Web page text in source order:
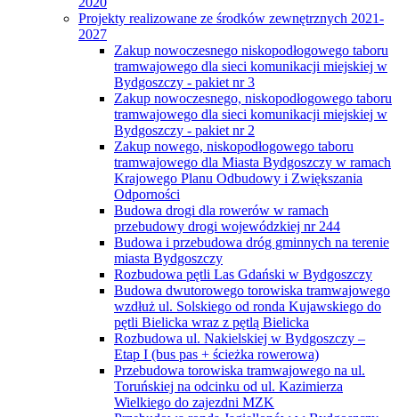
Projekty realizowane ze środków zewnętrznych 2021-
2027
Zakup nowoczesnego niskopodłogowego taboru
tramwajowego dla sieci komunikacji miejskiej w
Bydgoszczy - pakiet nr 3
Zakup nowoczesnego, niskopodłogowego taboru
tramwajowego dla sieci komunikacji miejskiej w
Bydgoszczy - pakiet nr 2
Zakup nowego, niskopodłogowego taboru
tramwajowego dla Miasta Bydgoszczy w ramach
Krajowego Planu Odbudowy i Zwiększania
Odporności
Budowa drogi dla rowerów w ramach
przebudowy drogi wojewódzkiej nr 244
Budowa i przebudowa dróg gminnych na terenie
miasta Bydgoszczy
Rozbudowa pętli Las Gdański w Bydgoszczy
Budowa dwutorowego torowiska tramwajowego
wzdłuż ul. Solskiego od ronda Kujawskiego do
pętli Bielicka wraz z pętlą Bielicka
Rozbudowa ul. Nakielskiej w Bydgoszczy –
Etap I (bus pas + ścieżka rowerowa)
Przebudowa torowiska tramwajowego na ul.
Toruńskiej na odcinku od ul. Kazimierza
Wielkiego do zajezdni MZK